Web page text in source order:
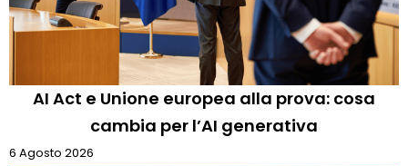
AI Act e Unione europea alla prova: cosa
cambia per l’AI generativa
6 Agosto 2026